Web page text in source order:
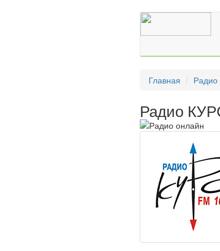
Главная Радио
Радио